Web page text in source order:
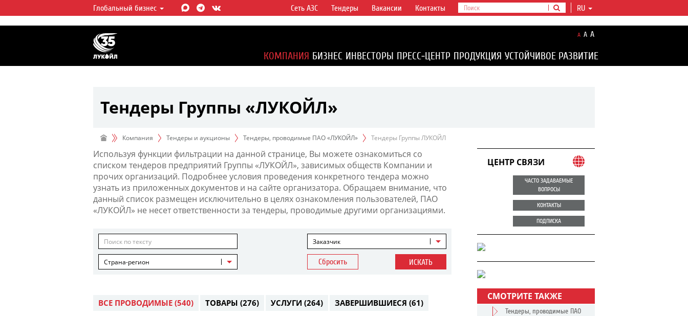
ЛУКОЙЛ СЕГОДНЯ
ЛУКОЙЛ — одна из крупнейших вертикально
интегрированных нефтегазовых компаний в
мире, на долю которой приходится более 2%
мировой добычи нефти и около 1% доказанных
Глобальный бизнес RU
Сеть АЗС Тендеры Вакансии Контакты
A A A
КОМПАНИЯ БИЗНЕС ИНВЕСТОРЫ ПРЕСС-ЦЕНТР ПРОДУКЦИЯ УСТОЙЧИВОЕ РАЗВИТИЕ
Тендеры Группы «ЛУКОЙЛ»
Компания Тендеры и аукционы Тендеры, проводимые ПАО «ЛУКОЙЛ» Тендеры Группы ЛУКОЙЛ
Используя функции фильтрации на данной странице, Вы можете ознакомиться со
списком тендеров предприятий Группы «ЛУКОЙЛ», зависимых обществ Компании и
прочих организаций. Подробнее условия проведения конкретного тендера можно
узнать из приложенных документов и на сайте организатора. Обращаем внимание, что
данный список размещен исключительно в целях ознакомления пользователей, ПАО
«ЛУКОЙЛ» не несет ответственности за тендеры, проводимые другими организациями.
Заказчик
Страна-регион Сбросить ИСКАТЬ
ВСЕ ПРОВОДИМЫЕ (540) ТОВАРЫ (276) УСЛУГИ (264) ЗАВЕРШИВШИЕСЯ (61)
ЦЕНТР СВЯЗИ
ЧАСТО ЗАДАВАЕМЫЕ
ВОПРОСЫ
КОНТАКТЫ
ПОДПИСКА
СМОТРИТЕ ТАКЖЕ
Тендеры, проводимые ПАО